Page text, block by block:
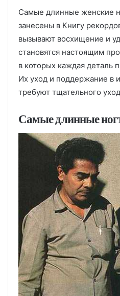
Самые длинные женские
занесены в Книгу
вызывают восхищение и
становятся настоящим
в которых каждая деталь
Их уход и поддержание в
требуют тщательного
Самые длинные